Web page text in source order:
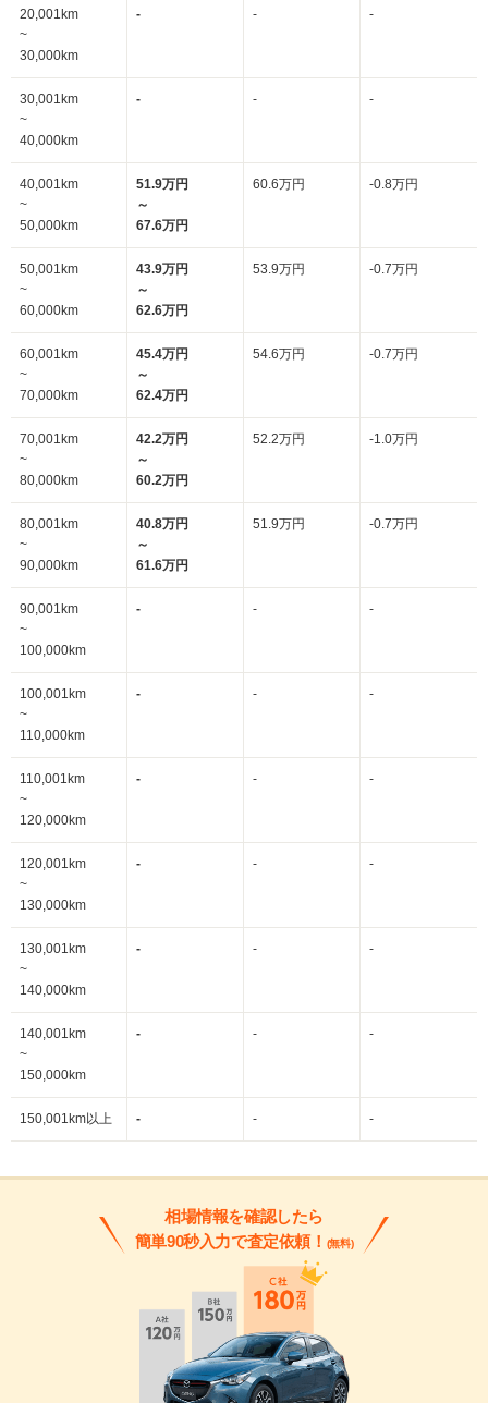
20,001km
~
30,000km
- - -
30,001km
~
40,000km
- - -
40,001km
~
50,000km
51.9万円
～
67.6万円
60.6万円 -0.8万円
50,001km
~
60,000km
43.9万円
～
62.6万円
53.9万円 -0.7万円
60,001km
~
70,000km
45.4万円
～
62.4万円
54.6万円 -0.7万円
70,001km
~
80,000km
42.2万円
～
60.2万円
52.2万円 -1.0万円
80,001km
~
90,000km
40.8万円
～
61.6万円
51.9万円 -0.7万円
90,001km
~
100,000km
- - -
100,001km
~
110,000km
- - -
110,001km
~
120,000km
- - -
120,001km
~
130,000km
- - -
130,001km
~
140,000km
- - -
140,001km
~
150,000km
- - -
150,001km以上 - - -
相場情報を確認したら
簡単90秒入力で査定依頼！ (無料)